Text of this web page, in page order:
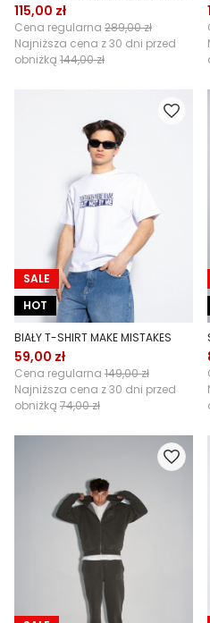
115,00 zł
Cena regularna 289,00 zł
Najniższa cena z 30 dni przed
obniżką 144,00 zł
SALE
HOT
BIAŁY T-SHIRT MAKE MISTAKES
59,00 zł
Cena regularna 149,00 zł
Najniższa cena z 30 dni przed
obniżką 74,00 zł